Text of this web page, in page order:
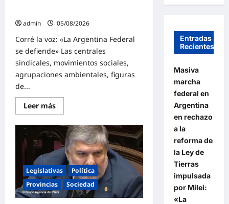
admin
05/08/2026
Corré la voz: «La Argentina Federal
se defiende» Las centrales
sindicales, movimientos sociales,
agrupaciones ambientales, figuras
de...
Leer másLee
más
Masiva
marcha
federal
en
Argentina
en
rechazo
a
la
reforma
de
Legislativas
Política
Provincias
Sociedad
Entradas
Recientes
Masiva
marcha
federal en
Argentina
en rechazo
a la
reforma de
la Ley de
Tierras
impulsada
por Milei:
«La